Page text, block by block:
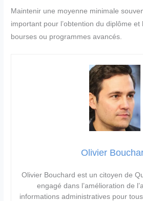
Maintenir une moyenne minimale
important pour l’obtention du diplôme et
bourses ou programmes avancés.
Olivier
Olivier Bouchard est un citoyen de
engagé dans l’amélioration de
informations administratives pour